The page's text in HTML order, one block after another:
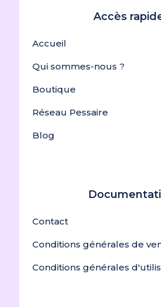
Accès
Accueil
Qui sommes-nous ?
Boutique
Réseau Pessaire
Blog
Contact
Conditions générales de
Conditions générales